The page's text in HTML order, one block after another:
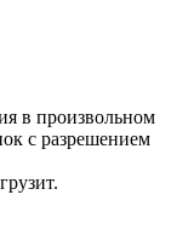
в произвольном
с разрешением